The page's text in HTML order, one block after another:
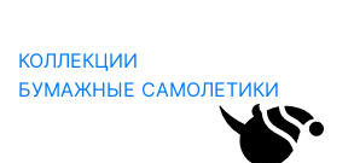
КОЛЛЕКЦИИ
БУМАЖНЫЕ САМОЛЕТИКИ